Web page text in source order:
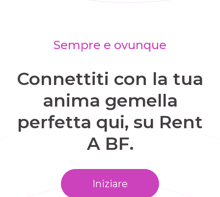
Sempre e ovunque
Connettiti con la tua
anima gemella
perfetta qui, su Rent
A BF.
Iniziare